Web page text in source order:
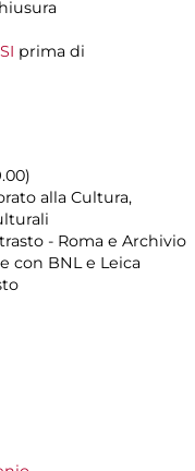
prima di
alla Cultura,
- Roma e Archivio
con BNL e Leica